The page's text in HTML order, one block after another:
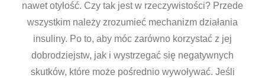
nawet otyłość. Czy tak jest w rzeczywistości? Przede
wszystkim należy zrozumieć mechanizm działania
insuliny. Po to, aby móc zarówno korzystać z jej
dobrodziejstw, jak i wystrzegać się negatywnych
skutków, które może pośrednio wywoływać. Jeśli